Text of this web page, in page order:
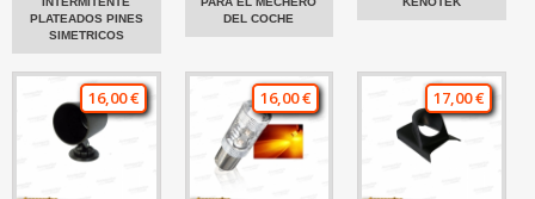
PLATEADOS PINES
SIMETRICOS
DEL COCHE
16,00 € 16,00 € 17,00 €